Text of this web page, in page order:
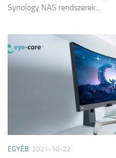
Synology NAS rendszerek...
EGYÉB 2021-10-22